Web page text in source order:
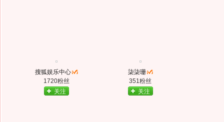
搜狐娱乐中心
1720粉丝
关注
柒柒珊
351粉丝
关注